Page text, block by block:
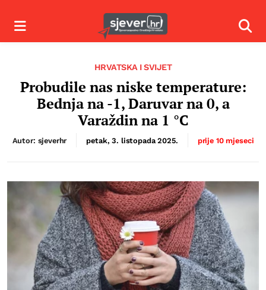
Izbornik
HRVATSKA I SVIJET
Probudile nas niske temperature:
Bednja na -1, Daruvar na 0, a
Varaždin na 1 °C
Autor: sjeverhr petak, 3. listopada 2025. prije 10 mjeseci